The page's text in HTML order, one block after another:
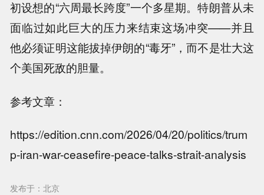
初设想的“六周最长跨度”一个多星期。特朗普从未
面临过如此巨大的压力来结束这场冲突——并且
他必须证明这能拔掉伊朗的“毒牙”，而不是壮大这
个美国死敌的胆量。
参考文章：
https://edition.cnn.com/2026/04/20/politics/trum
p-iran-war-ceasefire-peace-talks-strait-analysis
发布于：北京